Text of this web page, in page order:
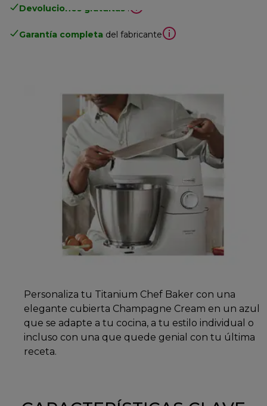
Devoluciones gratuitas .
Garantía completa del fabricante
Personaliza tu Titanium Chef Baker con una
elegante cubierta Champagne Cream en un azul
que se adapte a tu cocina, a tu estilo individual o
incluso con una que quede genial con tu última
receta.